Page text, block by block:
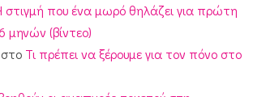
στιγμή που ένα μωρό θηλάζει για πρώτη
μηνών (βίντεο)
στο Τι πρέπει να ξέρουμε για τον πόνο στο